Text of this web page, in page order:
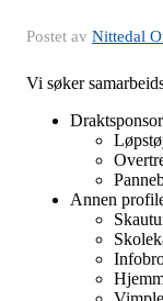
Postet av Nittedal
Vi søker
Annen